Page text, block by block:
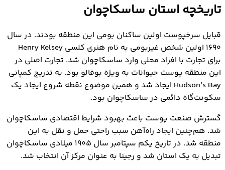
تاریخچه استان ساسکاچوان
قبایل سرخپوست اولین ساکنان بومی این منطقه بودند. در سال
۱۶۹۰ اولین شخص غیربومی به نام هنری کلسی Henry Kelsey
برای تجارت با افراد محلی وارد ساسکاچوان شد. تجارت اصلی در
این منطقه پوست حیوانات به ویژه بوفالو بود. به تدریج کمپانی
Hudson’s Bay ایجاد شد و همین موضوع نقطه شروع ایجاد یک
سکونت‌گاه دائمی در ساسکاچوان بود.
گسترش صنعت پوست باعث بهبود شرایط اقتصادی ساسکاچوان
شد. هم‌چنین ایجاد راه‌آهن سبب راحتی حمل‌ و نقل به این
منطقه شد. در تاریخ یکم سپتامبر سال ۱۹۰۵ میلادی ساسکاچوان
تبدیل به یک استان شد و رجینا به عنوان مرکز آن انتخاب شد.